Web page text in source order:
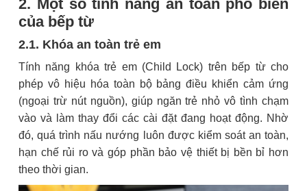
2. Một số tính năng an toàn phổ biến
của bếp từ
2.1. Khóa an toàn trẻ em
Tính năng khóa trẻ em (Child Lock) trên bếp từ cho
phép vô hiệu hóa toàn bộ bảng điều khiển cảm ứng
(ngoại trừ nút nguồn), giúp ngăn trẻ nhỏ vô tình chạm
vào và làm thay đổi các cài đặt đang hoạt động. Nhờ
đó, quá trình nấu nướng luôn được kiểm soát an toàn,
hạn chế rủi ro và góp phần bảo vệ thiết bị bền bỉ hơn
theo thời gian.